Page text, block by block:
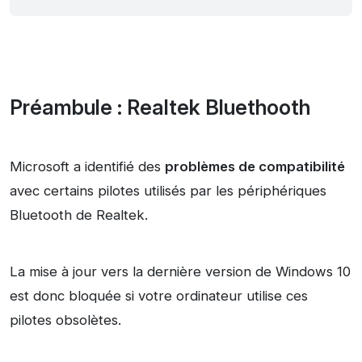
Préambule : Realtek Bluethooth
Microsoft a identifié des problèmes de compatibilité
avec certains pilotes utilisés par les périphériques
Bluetooth de Realtek.
La mise à jour vers la dernière version de Windows 10
est donc bloquée si votre ordinateur utilise ces
pilotes obsolètes.